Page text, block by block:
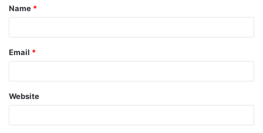
Name *
Email *
Website